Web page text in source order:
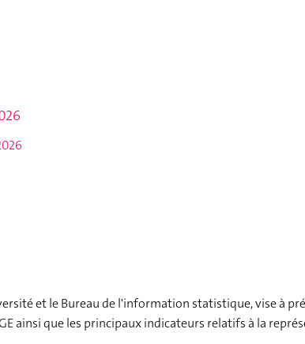
et le Bureau de l'information statistique, vise à
ainsi que les principaux indicateurs relatifs à la